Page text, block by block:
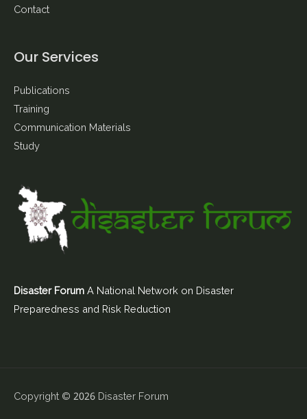
Contact
Our Services
Publications
Training
Communication Materials
Study
Disaster Forum A National Network on Disaster
Preparedness and Risk Reduction
Copyright © 2026 Disaster Forum